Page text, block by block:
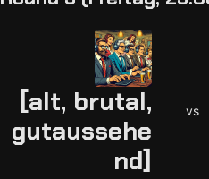
[alt, brutal,
gutaussehe
nd]
vs